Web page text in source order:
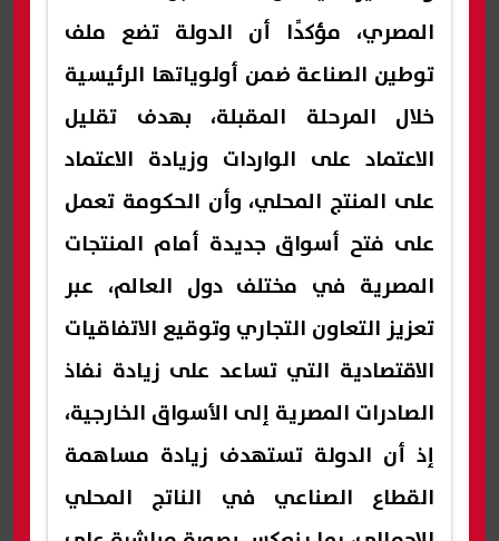
المصري، مؤكدًا أن الدولة تضع ملف
توطين الصناعة ضمن أولوياتها الرئيسية
خلال المرحلة المقبلة، بهدف تقليل
الاعتماد على الواردات وزيادة الاعتماد
على المنتج المحلي، وأن الحكومة تعمل
على فتح أسواق جديدة أمام المنتجات
المصرية في مختلف دول العالم، عبر
تعزيز التعاون التجاري وتوقيع الاتفاقيات
الاقتصادية التي تساعد على زيادة نفاذ
الصادرات المصرية إلى الأسواق الخارجية،
إذ أن الدولة تستهدف زيادة مساهمة
القطاع الصناعي في الناتج المحلي